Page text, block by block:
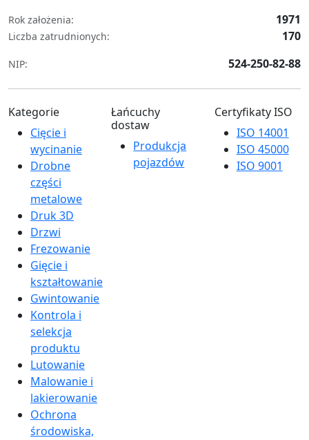
Rok założenia: 1971
Liczba zatrudnionych: 170
NIP: 524-250-82-88
Kategorie
Cięcie i
wycinanie
Drobne
części
metalowe
Druk 3D
Drzwi
Frezowanie
Gięcie i
kształtowanie
Gwintowanie
Kontrola i
selekcja
produktu
Lutowanie
Malowanie i
lakierowanie
Ochrona
środowiska,
Łańcuchy
dostaw
Produkcja
pojazdów
Certyfikaty ISO
ISO 14001
ISO 45000
ISO 9001